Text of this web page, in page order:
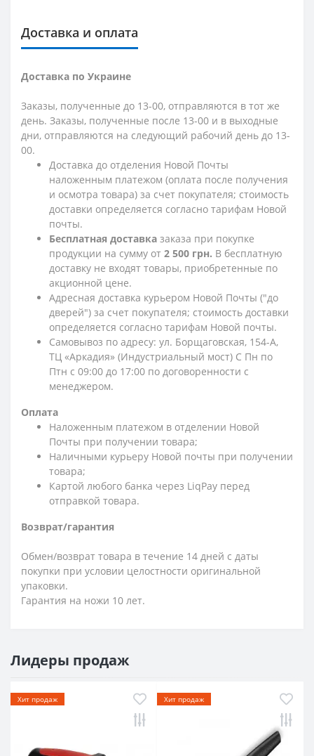
Доставка и оплата
Доставка по Украине
Заказы, полученные до 13-00, отправляются в тот же
день. Заказы, полученные после 13-00 и в выходные
дни, отправляются на следующий рабочий день до 13-
00.
Доставка до отделения Новой Почты
наложенным платежом (оплата после получения
и осмотра товара) за счет покупателя; стоимость
доставки определяется согласно тарифам Новой
почты.
Бесплатная доставка заказа при покупке
продукции на сумму от 2 500 грн. В бесплатную
доставку не входят товары, приобретенные по
акционной цене.
Адресная доставка курьером Новой Почты ("до
дверей") за счет покупателя; стоимость доставки
определяется согласно тарифам Новой почты.
Самовывоз по адресу: ул. Борщаговская, 154-А,
ТЦ «Аркадия» (Индустриальный мост) С Пн по
Птн с 09:00 до 17:00 по договоренности с
менеджером.
Оплата
Наложенным платежом в отделении Новой
Почты при получении товара;
Наличными курьеру Новой почты при получении
товара;
Картой любого банка через LiqPay перед
отправкой товара.
Возврат/гарантия
Обмен/возврат товара в течение 14 дней с даты
покупки при условии целостности оригинальной
упаковки.
Гарантия на ножи 10 лет.
Лидеры продаж
Хит продаж Хит продаж